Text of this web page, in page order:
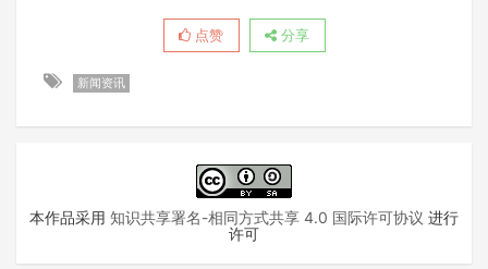
点赞 分享
新闻资讯
本作品采用 知识共享署名-相同方式共享 4.0 国际许可协议 进行
许可